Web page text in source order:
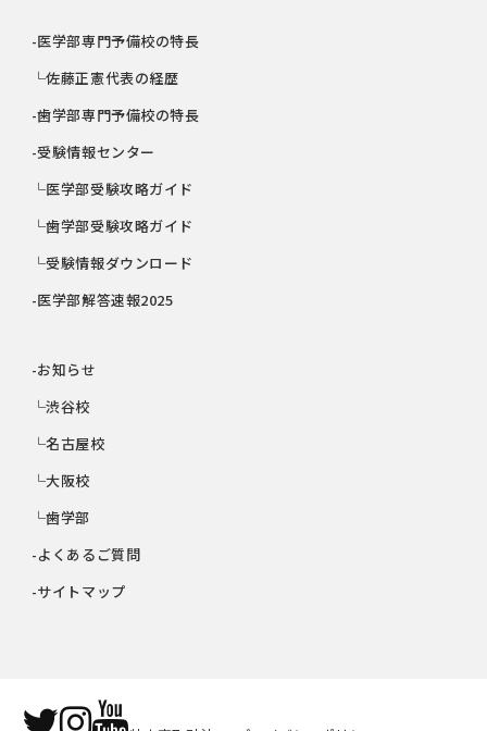
-医学部専門予備校の特長
└佐藤正憲代表の経歴
-歯学部専門予備校の特長
-受験情報センター
└医学部受験攻略ガイド
└歯学部受験攻略ガイド
└受験情報ダウンロード
-医学部解答速報2025
-お知らせ
└渋谷校
└名古屋校
└大阪校
└歯学部
-よくあるご質問
-サイトマップ